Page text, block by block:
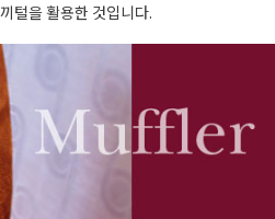
털을 활용한 것입니다.